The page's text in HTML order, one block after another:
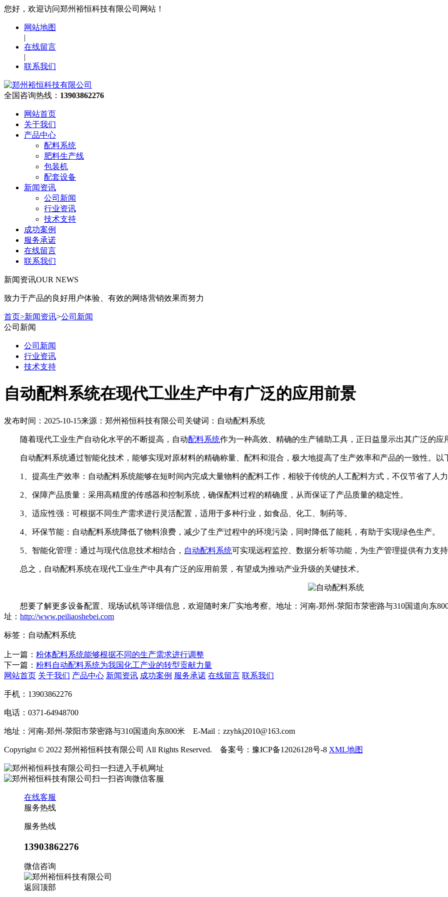
您好，欢迎访问郑州裕恒科技有限公司网站！
网站地图
|
在线留言
|
联系我们
全国咨询热线： 13903862276
网站首页
关于我们
产品中心
配料系统
肥料生产线
包装机
配套设备
新闻资讯
公司新闻
行业资讯
技术支持
成功案例
服务承诺
在线留言
联系我们
新闻资讯OUR NEWS
致力于产品的良好用户体验、有效的网络营销效果而努力
首页>新闻资讯>公司新闻
公司新闻
公司新闻
行业资讯
技术支持
自动配料系统在现代工业生产中有广泛的应用前景
发布时间：2025-10-15来源：郑州裕恒科技有限公司 关键词：自动配料系统
随着现代工业生产自动化水平的不断提高，自动配料系统作为一种高效、精确的生产辅助工具，正日益显示出其广泛的应
自动配料系统通过智能化技术，能够实现对原材料的精确称量、配料和混合，极大地提高了生产效率和产品的一致性。以
1、提高生产效率：自动配料系统能够在短时间内完成大量物料的配料工作，相较于传统的人工配料方式，不仅节省了人
2、保障产品质量：采用高精度的传感器和控制系统，确保配料过程的精确度，从而保证了产品质量的稳定性。
3、适应性强：可根据不同生产需求进行灵活配置，适用于多种行业，如食品、化工、制药等。
4、环保节能：自动配料系统降低了物料浪费，减少了生产过程中的环境污染，同时降低了能耗，有助于实现绿色生产。
5、智能化管理：通过与现代信息技术相结合， 自动配料系统可实现远程监控、数据分析等功能，为生产管理提供有力支
总之，自动配料系统在现代工业生产中具有广泛的应用前景，有望成为推动产业升级的关键技术。
想要了解更多设备配置、现场试机等详细信息，欢迎随时来厂实地考察。地址：河南-郑州-荥阳市荥密路与310国道向东
址： http://www.peiliaoshebei.com
标签：自动配料系统
上一篇： 粉体配料系统能够根据不同的生产需求进行调整
下一篇： 粉料自动配料系统为我国化工产业的转型贡献力量
网站首页 关于我们 产品中心 新闻资讯 成功案例 服务承诺 在线留言 联系我们
手机：13903862276
电话：0371-64948700
地址：河南-郑州-荥阳市荥密路与310国道向东800米 E-Mail：zzyhkj2010@163.com
Copyright © 2022 郑州裕恒科技有限公司 All Rights Reserved. 备案号：豫ICP备12026128号-8 XML地图
扫一扫进入手机网址
扫一扫咨询微信客服
在线客服
服务热线
服务热线
13903862276
微信咨询
返回顶部